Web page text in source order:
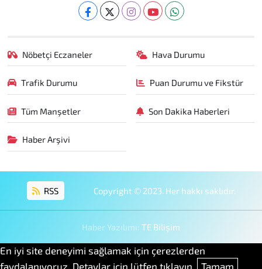
Nöbetçi Eczaneler Hava Durumu
Trafik Durumu Puan Durumu ve Fikstür
Tüm Manşetler Son Dakika Haberleri
Haber Arşivi
RSS Copyright © 2023. Her hakkı saklıdır.
Haber Yazılımı: TE Bilişim
En iyi site deneyimi sağlamak için çerezlerden
faydalanıyoruz. Detaylar için lütfen tıklayın.
Tamam